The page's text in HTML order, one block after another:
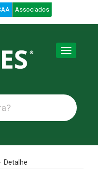
Associados
Toggle
Detalhe